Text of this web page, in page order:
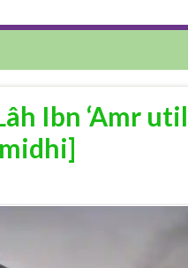
Ibn ‘Amr